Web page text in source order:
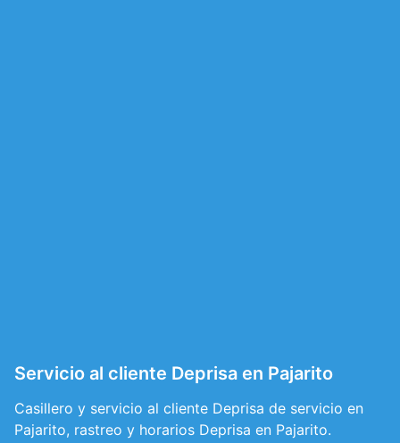
Servicio al cliente Deprisa en Pajarito
Casillero y servicio al cliente Deprisa de servicio en
Pajarito, rastreo y horarios Deprisa en Pajarito.